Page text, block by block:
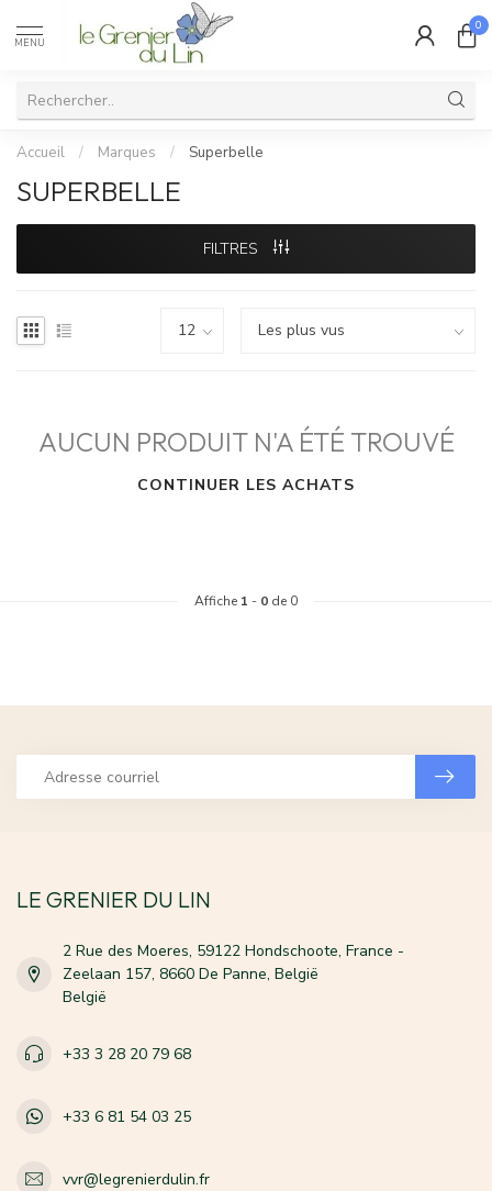
MENU
0
Accueil / Marques / Superbelle
SUPERBELLE
FILTRES
AUCUN PRODUIT N'A ÉTÉ TROUVÉ
CONTINUER LES ACHATS
Affiche 1 - 0 de 0
LE GRENIER DU LIN
2 Rue des Moeres, 59122 Hondschoote, France -
Zeelaan 157, 8660 De Panne, België
België
+33 3 28 20 79 68
+33 6 81 54 03 25
vvr@legrenierdulin.fr